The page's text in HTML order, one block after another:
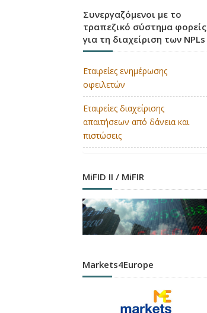
Συνεργαζόμενοι με το
τραπεζικό σύστημα φορείς
για τη διαχείριση των NPLs
Εταιρείες ενημέρωσης
οφειλετών
Εταιρείες διαχείρισης
απαιτήσεων από δάνεια και
πιστώσεις
MiFID II / MiFIR
Markets4Europe